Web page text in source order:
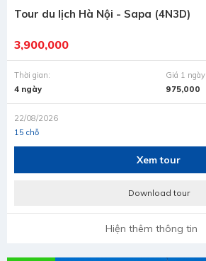
Tour du lịch Hà Nội - Sapa (4N3D)
3,900,000
Thời gian:
4 ngày
Giá 1 ngày
975,000
22/08/2026
15 chỗ
Xem tour
Download tour
Hiện thêm thông tin